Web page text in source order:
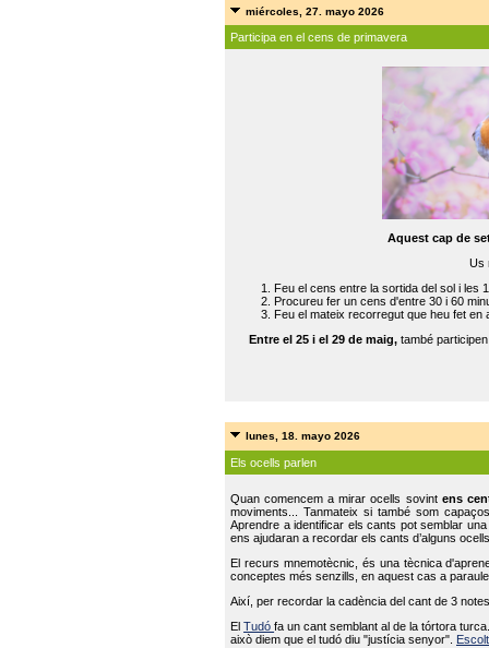
miércoles, 27. mayo 2026
Participa en el cens de primavera
Aquest cap de
Us
Feu el cens entre la sortida del sol i les
Procureu fer un cens d'entre 30 i 60
Feu el mateix recorregut que heu fet en
Entre el 25 i el 29 de maig, també
lunes, 18. mayo 2026
Els ocells parlen
Quan comencem a mirar ocells sovint ens
moviments... Tanmateix si també som
Aprendre a identificar els cants pot semblar
ens ajudaran a recordar els cants d’alguns
El recurs mnemotècnic, és una tècnica
conceptes més senzills, en aquest cas a
Així, per recordar la cadència del cant de 3
ElTudófa un cant semblant al de la tórtora
això diem que el tudó diu "justícia senyor".